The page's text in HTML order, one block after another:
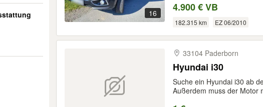
16 4.900 € VB
182.315 km EZ 06/2010
33104 Paderborn
Hyundai i30
Suche ein Hyundai i30 ab
Außerdem muss der Motor